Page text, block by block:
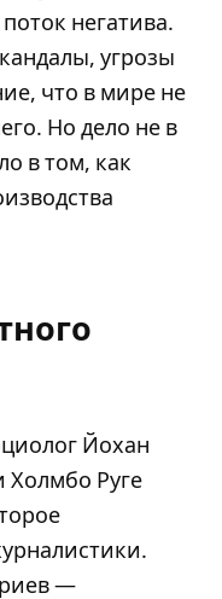
негатива.
угрозы
что в мире не
Но дело не в
в том, как
Йохан
Холмбо Руге
—